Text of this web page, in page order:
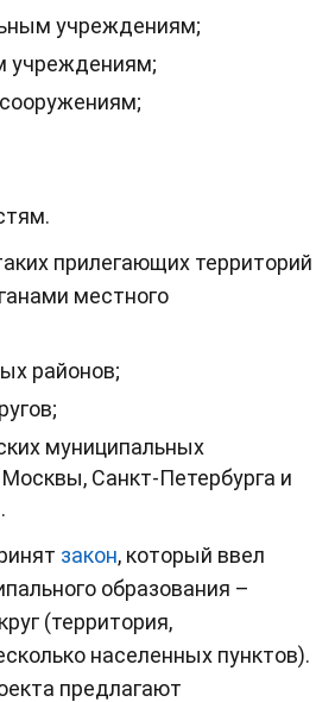
учреждениям;
учреждениям;
прилегающих территорий
местного
районов;
муниципальных
Санкт-Петербурга и
закон, который ввел
образования –
(территория,
населенных пунктов).
предлагают